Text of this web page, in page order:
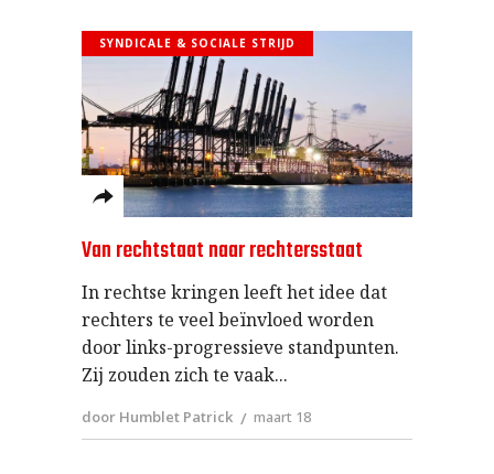
SYNDICALE & SOCIALE STRIJD
Van rechtstaat naar rechtersstaat
In rechtse kringen leeft het idee dat
rechters te veel beïnvloed worden
door links-progressieve standpunten.
Zij zouden zich te vaak
door Humblet Patrick maart 18